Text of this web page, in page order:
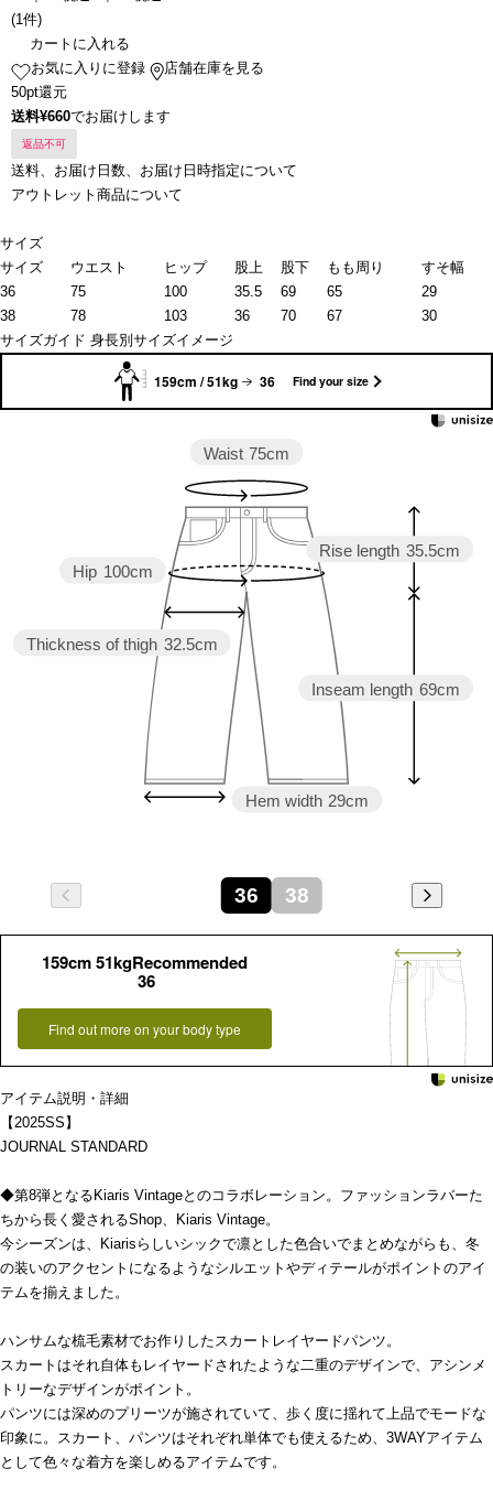
(1件)
カートに入れる
お気に入りに登録
店舗在庫を見る
50pt還元
送料¥660でお届けします
返品不可
送料、お届け日数、お届け日時指定について
アウトレット商品について
サイズ
サイズ
ウエスト ヒップ 股上 股下 もも周り
すそ幅
36
75 100 35.5 69 65
29
38
78 103 36 70 67
30
サイズガイド 身長別サイズイメージ
159cm / 51kg 36 Find your size
Inseam length 69cm
Rise length 35.5cm
Hem width 29cm
Thickness of thigh 32.5cm
Hip 100cm
Waist 75cm
36 38
159cm 51kgRecommended
36
Find out more on your body type
アイテム説明・詳細
【2025SS】
JOURNAL STANDARD
◆第8弾となるKiaris Vintageとのコラボレーション。ファッションラバーた
ちから長く愛されるShop、Kiaris Vintage。
今シーズンは、Kiarisらしいシックで凛とした色合いでまとめながらも、冬
の装いのアクセントになるようなシルエットやディテールがポイントのアイ
テムを揃えました。
ハンサムな梳毛素材でお作りしたスカートレイヤードパンツ。
スカートはそれ自体もレイヤードされたような二重のデザインで、アシンメ
トリーなデザインがポイント。
パンツには深めのプリーツが施されていて、歩く度に揺れて上品でモードな
印象に。スカート、パンツはそれぞれ単体でも使えるため、3WAYアイテム
として色々な着方を楽しめるアイテムです。